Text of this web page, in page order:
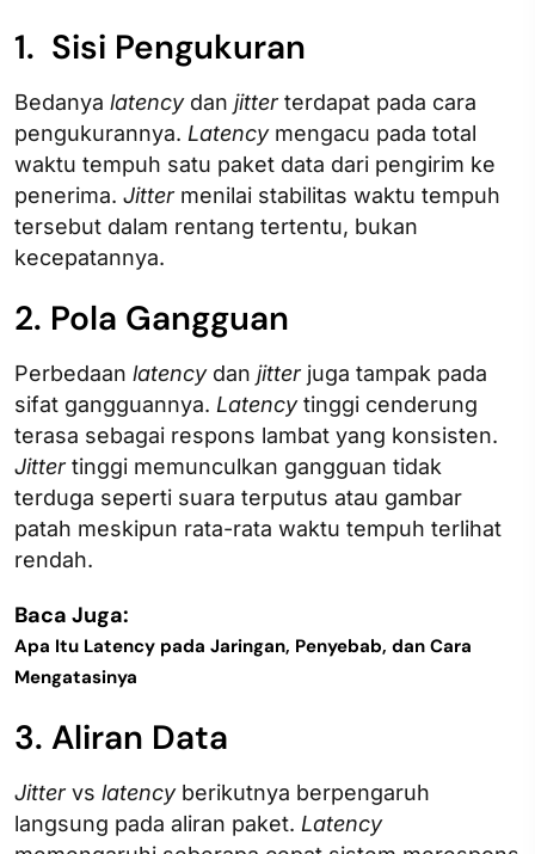
1. Sisi Pengukuran
Bedanya latencydan jitterterdapat pada cara
pengukurannya. Latencymengacu pada total
waktu tempuh satu paket data dari pengirim ke
penerima. Jittermenilai stabilitas waktu tempuh
tersebut dalam rentang tertentu, bukan
kecepatannya.
2. Pola Gangguan
Perbedaan latencydan jitterjuga tampak pada
sifat gangguannya. Latencytinggi cenderung
terasa sebagai respons lambat yang konsisten.
Jittertinggi memunculkan gangguan tidak
terduga seperti suara terputus atau gambar
patah meskipun rata-rata waktu tempuh terlihat
rendah.
Baca Juga:
Apa Itu Latency pada Jaringan, Penyebab, dan Cara
Mengatasinya
3. Aliran Data
Jittervs latencyberikutnya berpengaruh
langsung pada aliran paket. Latency